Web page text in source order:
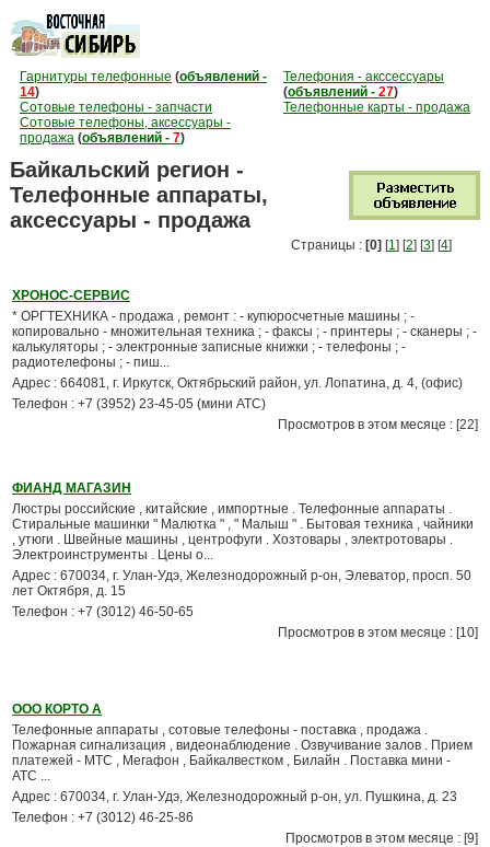
Гарнитуры телефонные (объявлений -
14)
Сотовые телефоны - запчасти
Сотовые телефоны, аксессуары -
продажа (объявлений - 7)
Телефония - акссессуары
(объявлений - 27)
Телефонные карты - продажа
Байкальский регион -
Телефонные аппараты,
аксессуары - продажа
Страницы : [0] [1] [2] [3] [4]
ХРОНОС-СЕРВИС
* ОРГТЕХНИКА - продажа , ремонт : - купюросчетные машины ; -
копировально - множительная техника ; - факсы ; - принтеры ; - сканеры ; -
калькуляторы ; - электронные записные книжки ; - телефоны ; -
радиотелефоны ; - пиш...
Адрес : 664081, г. Иркутск, Октябрьский район, ул. Лопатина, д. 4, (офис)
Телефон : +7 (3952) 23-45-05 (мини АТС)
Просмотров в этом месяце : [22]
ФИАНД МАГАЗИН
Люстры российские , китайские , импортные . Телефонные аппараты .
Стиральные машинки " Малютка " , " Малыш " . Бытовая техника , чайники
, утюги . Швейные машины , центрофуги . Хозтовары , электротовары .
Электроинструменты . Цены о...
Адрес : 670034, г. Улан-Удэ, Железнодорожный р-он, Элеватор, просп. 50
лет Октября, д. 15
Телефон : +7 (3012) 46-50-65
Просмотров в этом месяце : [10]
ООО КОРТО А
Телефонные аппараты , сотовые телефоны - поставка , продажа .
Пожарная сигнализация , видеонаблюдение . Озвучивание залов . Прием
платежей - МТС , Мегафон , Байкалвестком , Билайн . Поставка мини -
АТС ...
Адрес : 670034, г. Улан-Удэ, Железнодорожный р-он, ул. Пушкина, д. 23
Телефон : +7 (3012) 46-25-86
Просмотров в этом месяце : [9]